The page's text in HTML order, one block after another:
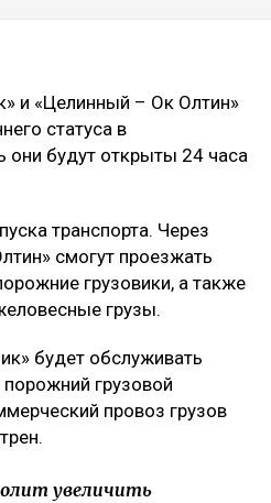
и «Целинный – Ок Олтин»
статуса в
будут открыты 24 часа
транспорта. Через
смогут проезжать
грузовики, а также
грузы.
будет обслуживать
грузовой
провоз грузов
увеличить